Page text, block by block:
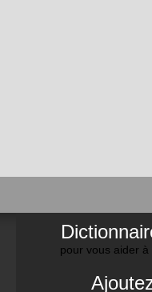
pour vous aider